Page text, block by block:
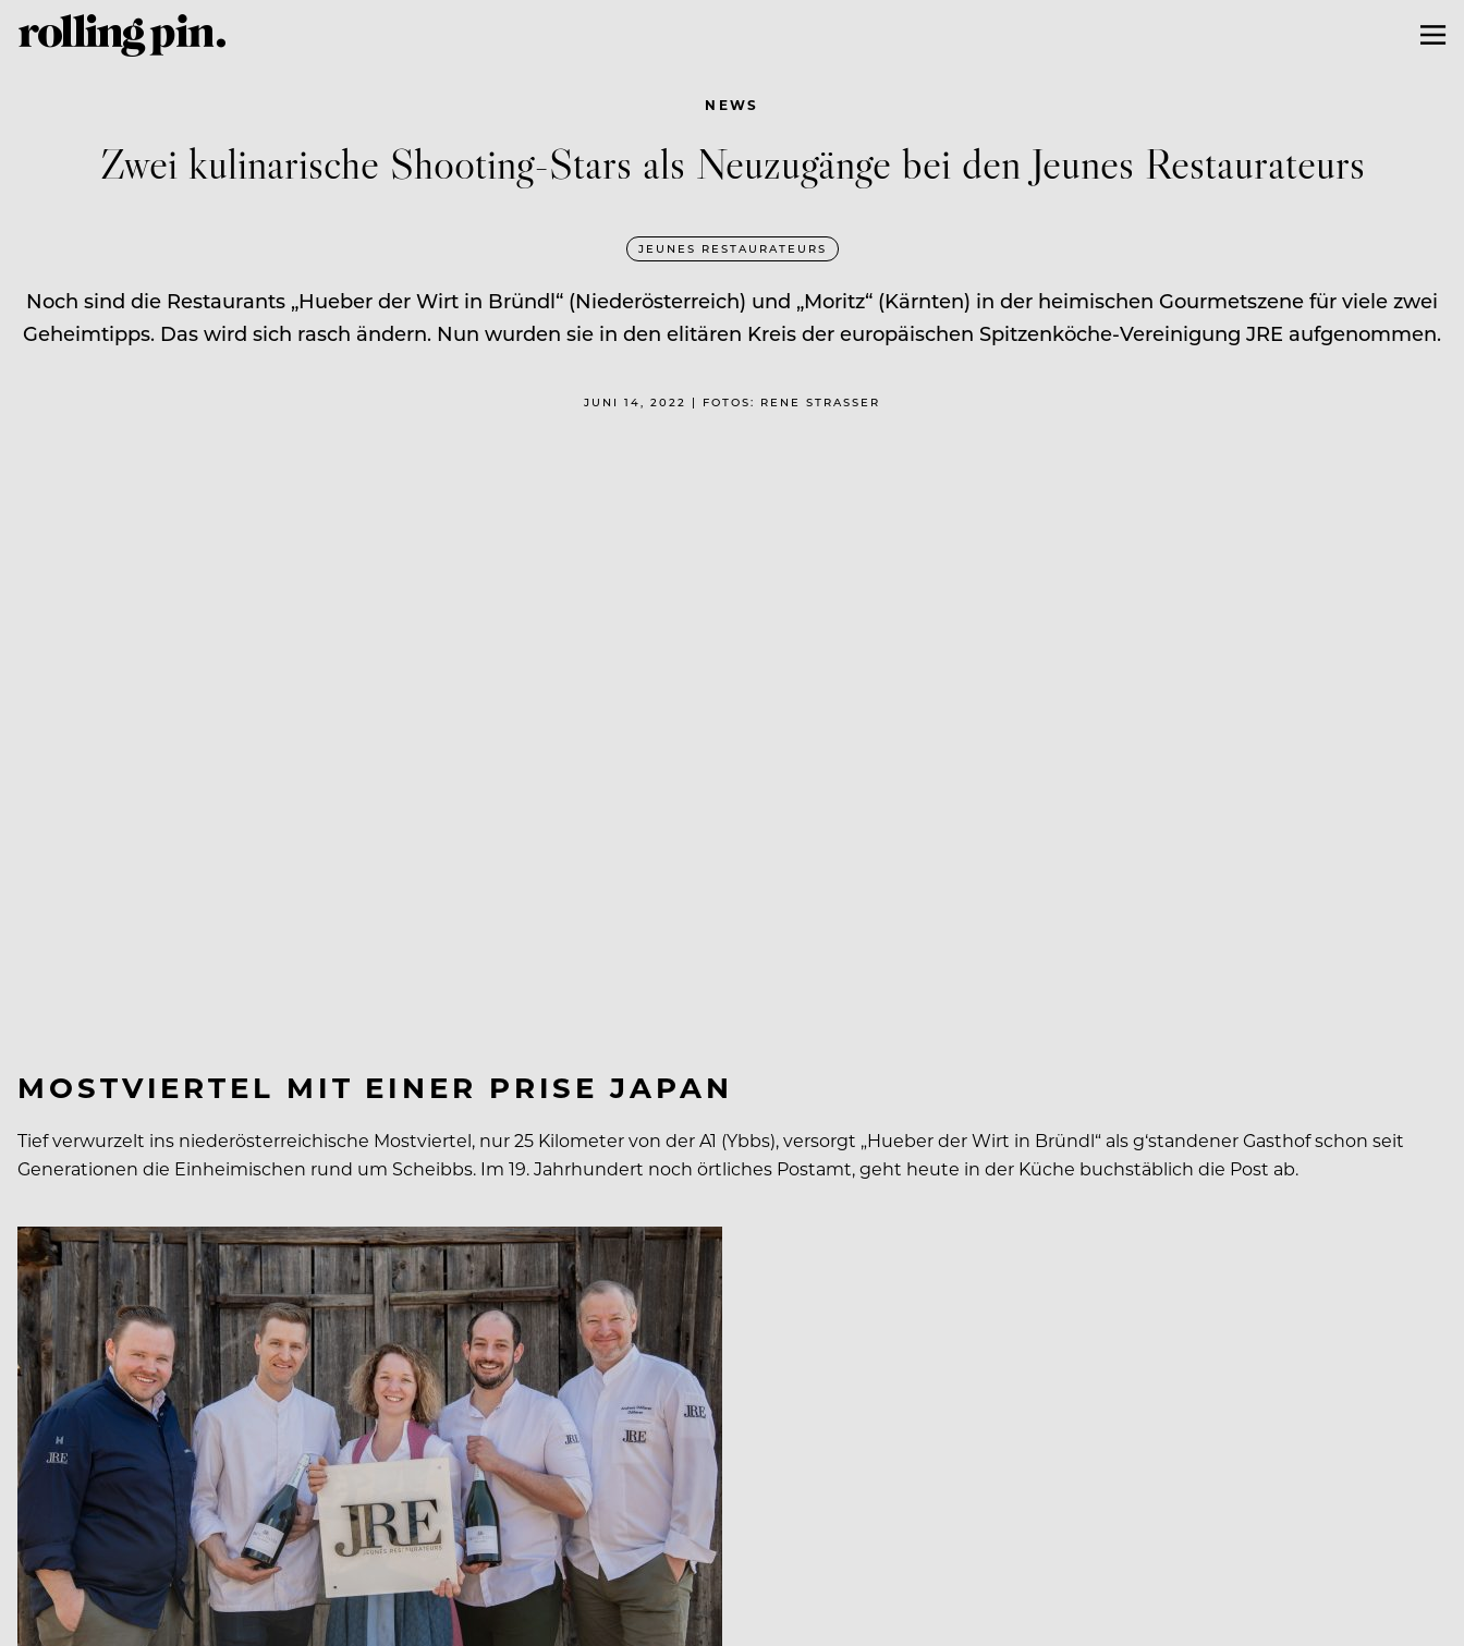
NEWS
Zwei kulinarische Shooting-Stars als Neuzugänge bei den Jeunes Restaurateurs
JEUNES RESTAURATEURS
Noch sind die Restaurants „Hueber der Wirt in Bründl“ (Niederösterreich) und „Moritz“ (Kärnten) in der heimischen Gourmetszene für viele zwei
Geheimtipps. Das wird sich rasch ändern. Nun wurden sie in den elitären Kreis der europäischen Spitzenköche-Vereinigung JRE aufgenommen.
JUNI 14, 2022 | FOTOS: RENE STRASSER
MOSTVIERTEL MIT EINER PRISE JAPAN
Tief verwurzelt ins niederösterreichische Mostviertel, nur 25 Kilometer von der A1 (Ybbs), versorgt „Hueber der Wirt in Bründl“ als g‘standener Gasthof schon seit
Generationen die Einheimischen rund um Scheibbs. Im 19. Jahrhundert noch örtliches Postamt, geht heute in der Küche buchstäblich die Post ab.